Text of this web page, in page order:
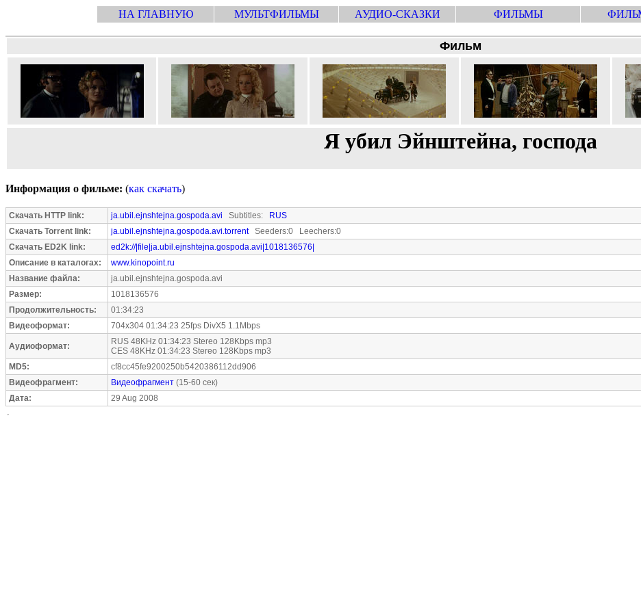
НА ГЛАВНУЮ МУЛЬТФИЛЬМЫ АУДИО-СКАЗКИ ФИЛЬМЫ
Фильм
Я убил Эйнштейна, господа
Информация о фильме: (как скачать)
Скачать HTTP link: ja.ubil.ejnshtejna.gospoda.avi Subtitles:
RUS
Скачать Torrent link:
ja.ubil.ejnshtejna.gospoda.avi.torrentSeeders:0 Leechers:0
Скачать ED2K link:
ed2k://|file|ja.ubil.ejnshtejna.gospoda.avi|1018136576|
Описание в каталогах:
www.kinopoint.ru
Название файла:
ja.ubil.ejnshtejna.gospoda.avi
Размер:
1018136576
Продолжительность:
01:34:23
Видеоформат:
704x304 01:34:23 25fps DivX5 1.1Mbps
Аудиоформат:
RUS 48KHz 01:34:23 Stereo 128Kbps mp3
CES 48KHz 01:34:23 Stereo 128Kbps mp3
MD5:
cf8cc45fe9200250b5420386112dd906
Видеофрагмент:
Видеофрагмент (15-60 сек)
Дата:
29 Aug 2008